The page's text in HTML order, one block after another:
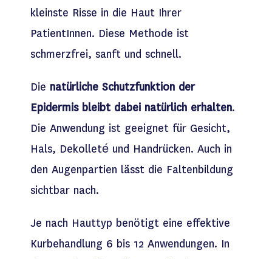
kleinste Risse in die Haut Ihrer
PatientInnen. Diese Methode ist
schmerzfrei, sanft und schnell.
Die natürliche Schutzfunktion der
Epidermis bleibt dabei natürlich erhalten.
Die Anwendung ist geeignet für Gesicht,
Hals, Dekolleté und Handrücken. Auch in
den Augenpartien lässt die Faltenbildung
sichtbar nach.
Je nach Hauttyp benötigt eine effektive
Kurbehandlung 6 bis 12 Anwendungen. In